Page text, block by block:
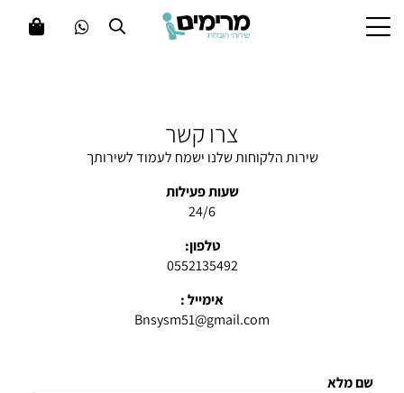
צרו קשר
שירות הלקוחות שלנו ישמח לעמוד לשירותך
שעות פעילות
24/6
טלפון:
0552135492
אימייל :
Bnsysm51@gmail.com
שם מלא